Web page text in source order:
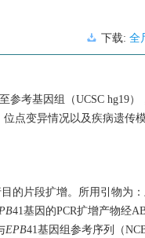
下载: 全
参考基因组（UCSC hg19
点变异情况以及疾病遗传
的片段扩增。所用引物为：
41基因的PCR扩增产物经
EPB41基因组参考序列（